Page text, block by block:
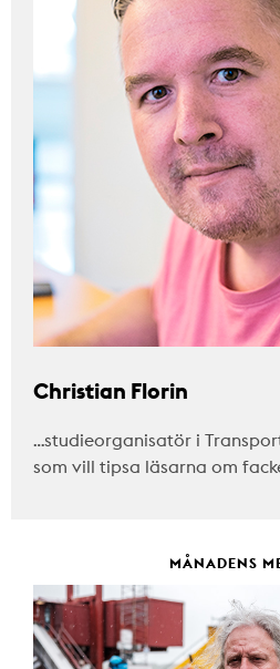
Christian Florin
…studieorganisatör i
som vill tipsa läsarna om
MÅNADENS